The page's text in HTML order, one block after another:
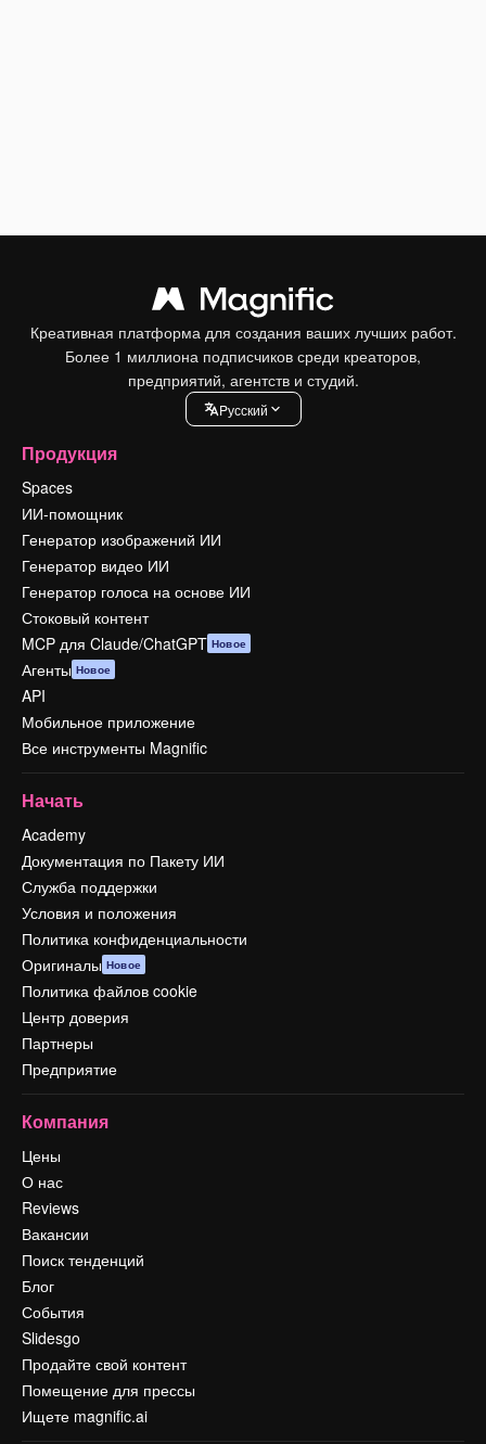
Креативная платформа для создания ваших лучших работ.
Более 1 миллиона подписчиков среди креаторов,
предприятий, агентств и студий.
Pусский
Продукция
Spaces
ИИ-помощник
Генератор изображений ИИ
Генератор видео ИИ
Генератор голоса на основе ИИ
Стоковый контент
MCP для Claude/ChatGPT Новое
Агенты Новое
API
Мобильное приложение
Все инструменты Magnific
Начать
Academy
Документация по Пакету ИИ
Служба поддержки
Условия и положения
Политика конфиденциальности
Оригиналы Новое
Политика файлов cookie
Центр доверия
Партнеры
Предприятие
Компания
Цены
О нас
Reviews
Вакансии
Поиск тенденций
Блог
События
Slidesgo
Продайте свой контент
Помещение для прессы
Ищете magnific.ai